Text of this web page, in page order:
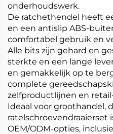
onderhoudswerk.
De ratchethendel heeft
en een antislip ABS-
comfortabel gebruik en
Alle bits zijn gehard en
sterkte en een lange
en gemakkelijk op te
complete
zelfproductlijnen en
Ideaal voor groothandel,
ratelschroevendraaierset
OEM/ODM-opties,